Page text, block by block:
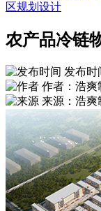
区规划设计
农产品冷链
发布时
作者：浩爽
来源：浩爽